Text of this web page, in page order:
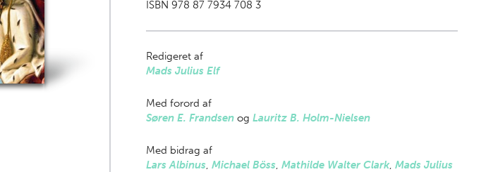
ISBN 978 87 7934 708 3
Redigeret af
Mads Julius Elf
Med forord af
Søren E. Frandsenog Lauritz B. Holm-Nielsen
Med bidrag af
Lars Albinus, Michael Böss, Mathilde Walter Clark, Mads Julius